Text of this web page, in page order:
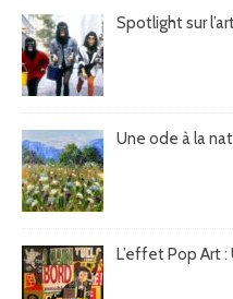
Spotlight sur
Une ode à la
L’effet Pop Art